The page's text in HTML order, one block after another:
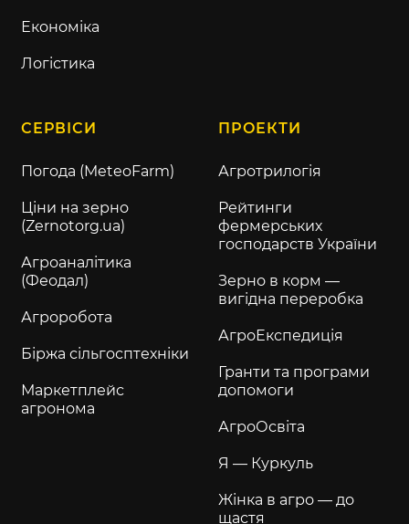
Економіка
Логістика
СЕРВІСИ
Погода (MeteoFarm)
Ціни на зерно
(Zernotorg.ua)
Агроаналітика
(Феодал)
Агроробота
Біржа сільгосптехніки
Маркетплейс
агронома
ПРОЕКТИ
Агротрилогія
Рейтинги
фермерських
господарств України
Зерно в корм —
вигідна переробка
АгроЕкспедиція
Гранти та програми
допомоги
АгроОсвіта
Я — Куркуль
Жінка в агро — до
щастя